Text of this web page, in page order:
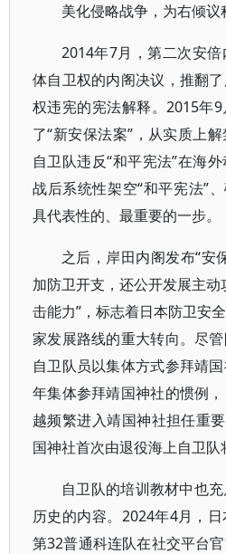
美化侵略战争，为右倾议
2014年7月，第二次安
体自卫权的内阁决议，推翻
权违宪的宪法解释。2015年
了“新安保法案”，从实质上
自卫队违反“和平宪法”在海
战后系统性架空“和平宪法”
具代表性的、最重要的一步。
之后，岸田内阁发布“安
加防卫开支，还公开发展主动
击能力”，标志着日本防卫安
家发展路线的重大转向。尽
自卫队员以集体方式参拜靖
年集体参拜靖国神社的惯例
越频繁进入靖国神社担任重
国神社首次由退役海上自卫队
自卫队的培训教材中也
历史的内容。2024年4月，
第32普通科连队在社交平台